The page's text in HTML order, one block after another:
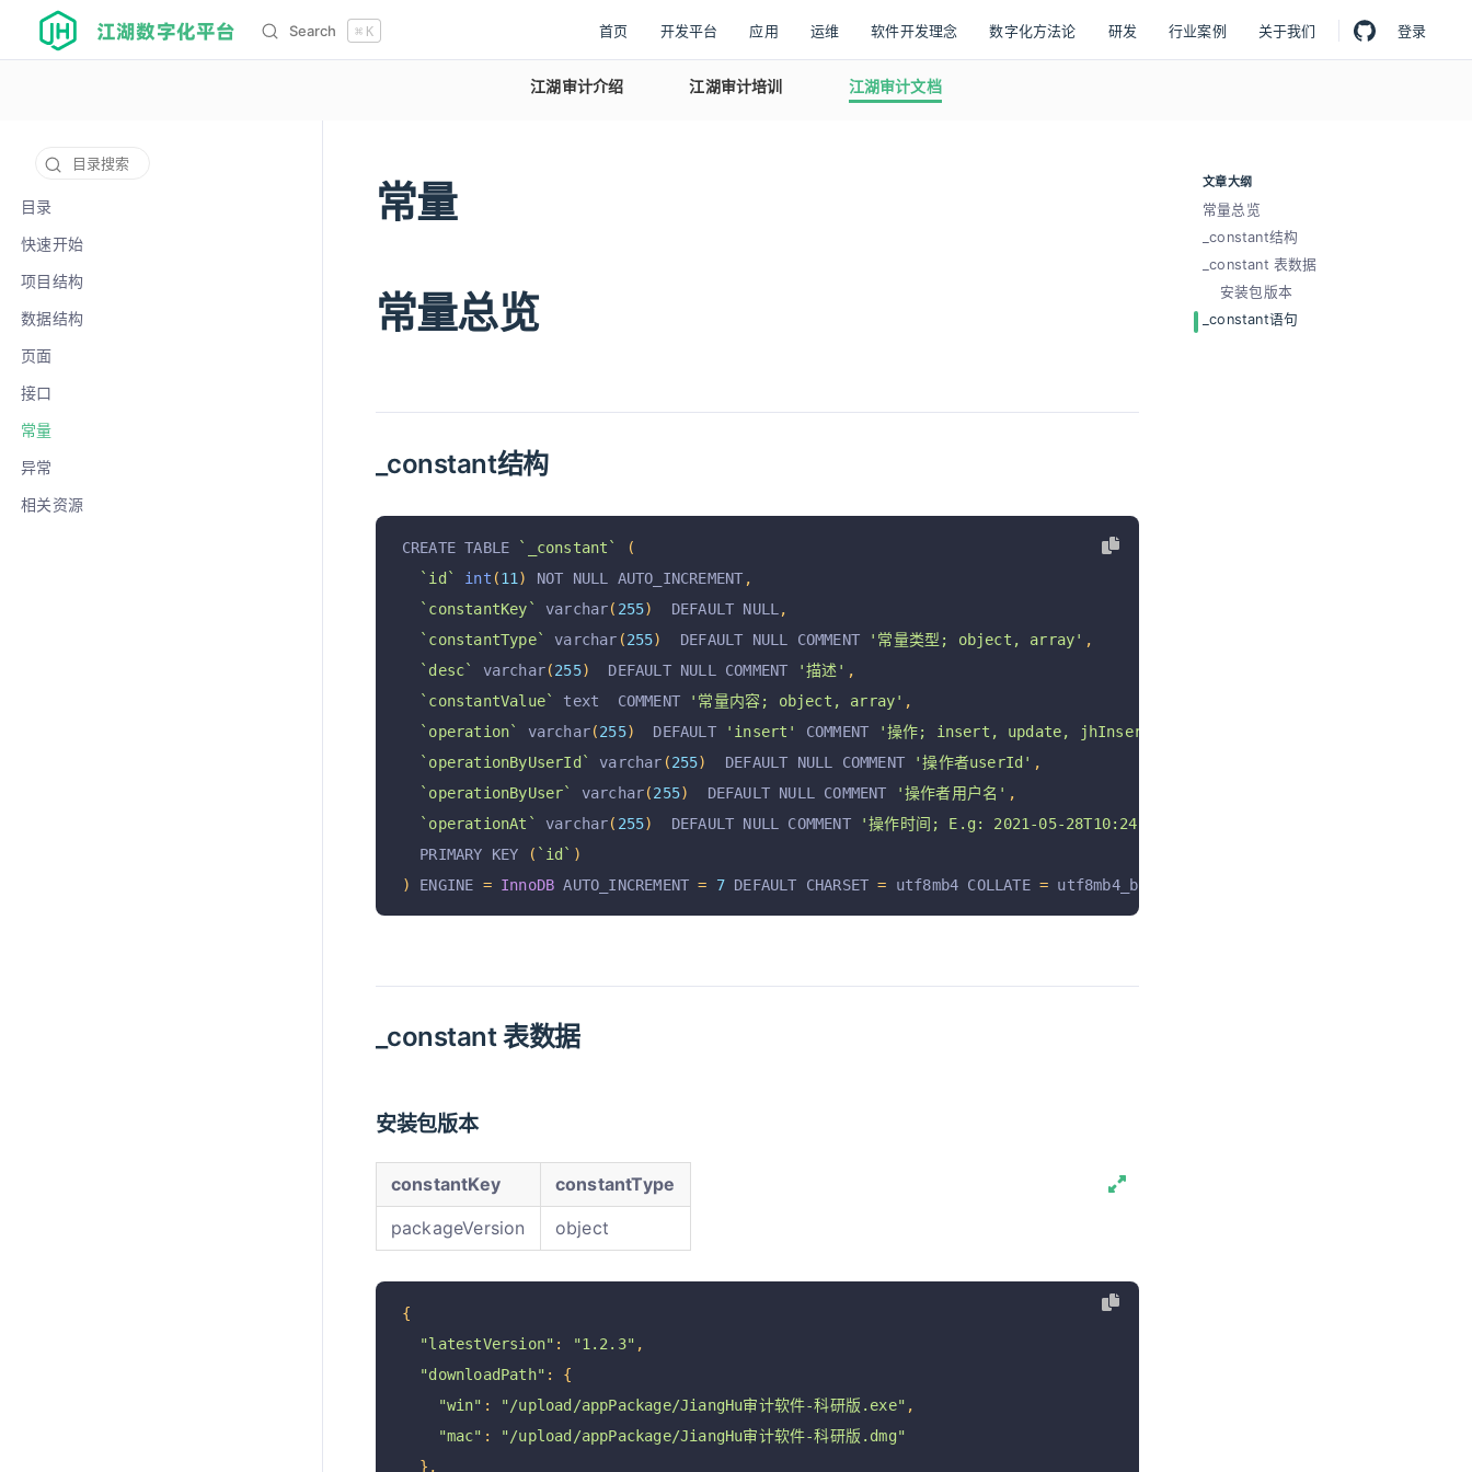
江湖数字化平台 Search ⌘ K 首页 开发平台 应用 运维 软件开发理念 数字化方法论 研发 行业案例 关于我们 登录
江湖审计介绍 江湖审计培训 江湖审计文档
目录搜索
目录
快速开始
项目结构
数据结构
页面
接口
常量
异常
相关资源
常量
12132
常量总览
_constant结构
CREATE TABLE `_constant`
(
`id`
int (11 ) NOT NULL AUTO_INCREMENT ,
`constantKey`
varchar( 255)
  DEFAULT NULL
,
`constantType`
varchar (255)
  DEFAULT NULL COMMENT
'常量类型; object, array' ,
`desc`
varchar(255)
  DEFAULT NULL COMMENT
'描述' ,
`constantValue`
text  COMMENT '常量内容; object, array' ,
`operation`
varchar(255)
  DEFAULT
'insert' COMMENT '操作; insert, update, jhInsert, jhUpdate, jhDelete jhRestore'
`operationByUserId`
varchar (255)
  DEFAULT NULL COMMENT
'操作者userId' ,
`operationByUser`
varchar(255)
  DEFAULT NULL COMMENT
'操作者用户名' ,
`operationAt`
varchar( 255)
  DEFAULT NULL COMMENT
'操作时间; E.g: 2021-05-28T10:24:54+08:00 '
  PRIMARY KEY
( `id` )
)
ENGINE = InnoDB AUTO_INCREMENT = 7 DEFAULT CHARSET = utf8mb4 COLLATE = utf8mb4_bin COMMENT
_constant 表数据
安装包版本
constantKey
constantType
packageVersion
object
{
"latestVersion" : "1.2.3" ,
"downloadPath" :
{
"win" : "/upload/appPackage/JiangHu审计软件-科研版.exe" ,
"mac" :
"/upload/appPackage/JiangHu审计软件-科研版.dmg"
},
文章大纲
常量总览
_constant结构
_constant 表数据
安装包版本
_constant语句